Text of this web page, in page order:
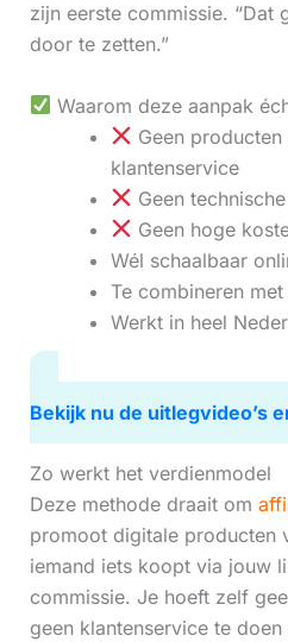
zijn eerste commissie. “Dat
door te zetten.”
Waarom deze aanpak
Geen
klantenservice
Geen
Geen hoge
Wél schaalbaar
Te combineren
Werkt in heel
Bekijk nu de uitlegvideo’s
Zo werkt het verdienmodel
Deze methode draait om
promoot digitale producten
iemand iets koopt via jouw
commissie. Je hoeft zelf
geen klantenservice te